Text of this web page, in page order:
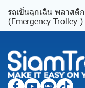
รถเข็นฉุกเฉิน พลาสติก
(Emergency Trolley )